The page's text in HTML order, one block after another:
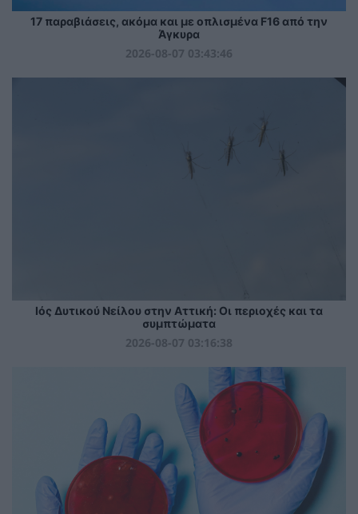
17 παραβιάσεις, ακόμα και με οπλισμένα F16 από την
Άγκυρα
2026-08-07 03:43:46
Ιός Δυτικού Νείλου στην Αττική: Οι περιοχές και τα
συμπτώματα
2026-08-07 03:16:38